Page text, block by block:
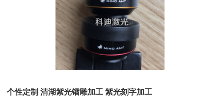
个性定制 清湖紫光镭雕加工 紫光刻字加工